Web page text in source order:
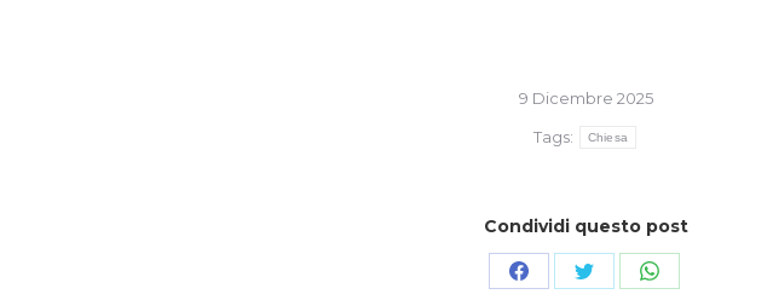
9 Dicembre 2025
Tags:
Chiesa
Condividi questo post
CondividiCondividiCondividi